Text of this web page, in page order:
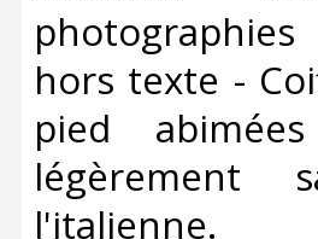
photographies
hors texte -
pied
l'italienne.